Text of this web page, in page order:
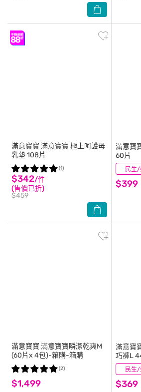
滿意寶寶 滿意寶寶 極上呵護母
乳墊 108片
$342/件
(售價已折)
$459
(1) 民生
滿意寶
60片
$399
滿意寶寶 滿意寶寶瞬潔乾爽M
(60片x 4包)-箱購-箱購
$1,499
(2) 民生
滿意寶
巧褲L
$369